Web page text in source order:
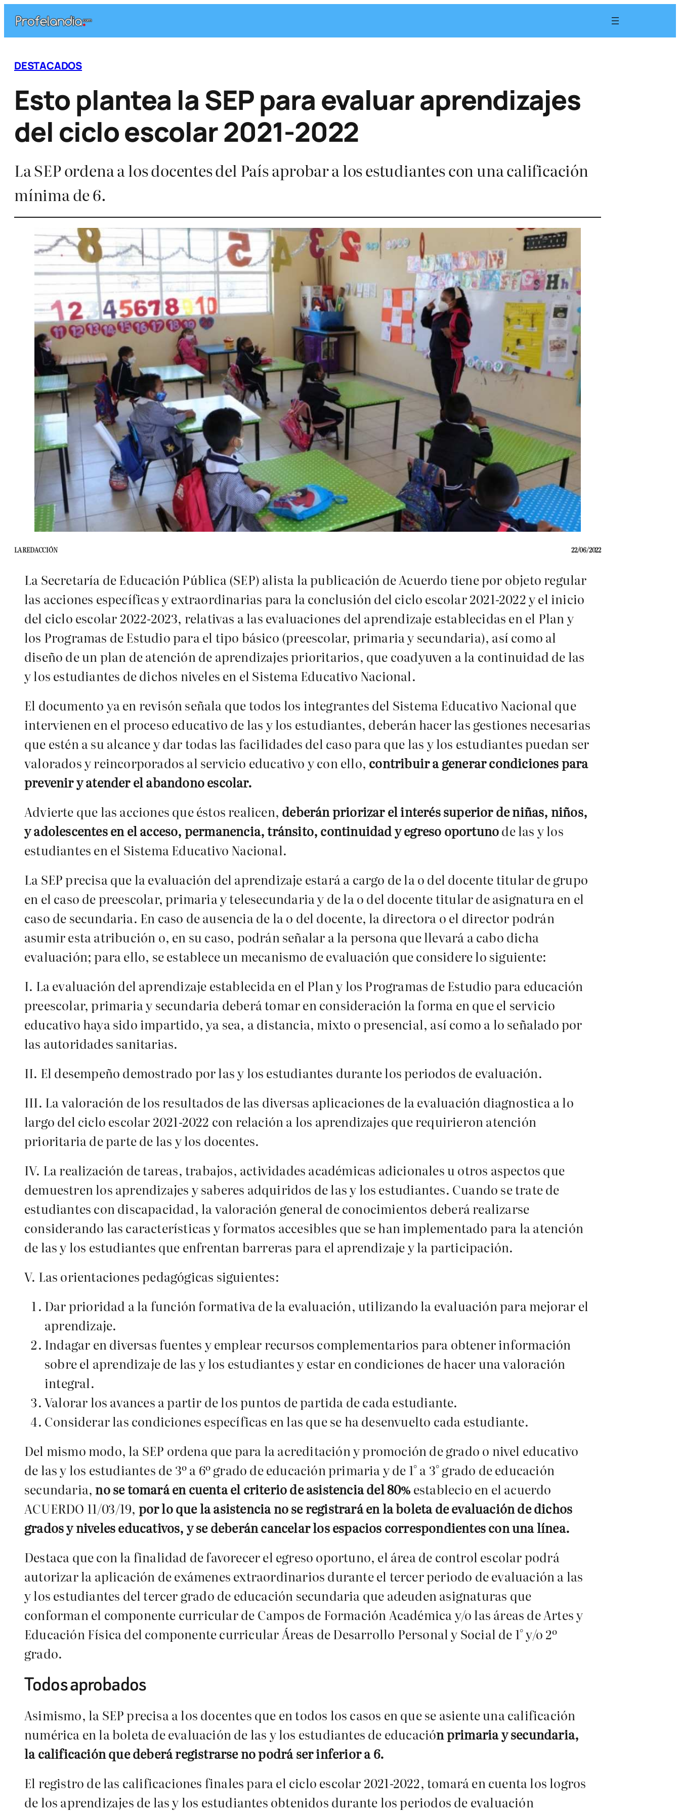
contenido
DESTACADOS
Esto plantea la SEP para evaluar aprendizajes
del ciclo escolar 2021-2022
La SEP ordena a los docentes del País aprobar a los estudiantes con una calificación
mínima de 6.
LA REDACCIÓN 22/06/2022
La Secretaría de Educación Pública (SEP) alista la publicación de Acuerdo tiene por objeto regular
las acciones específicas y extraordinarias para la conclusión del ciclo escolar 2021-2022 y el inicio
del ciclo escolar 2022-2023, relativas a las evaluaciones del aprendizaje establecidas en el Plan y
los Programas de Estudio para el tipo básico (preescolar, primaria y secundaria), así como al
diseño de un plan de atención de aprendizajes prioritarios, que coadyuven a la continuidad de las
y los estudiantes de dichos niveles en el Sistema Educativo Nacional.
El documento ya en revisón señala que todos los integrantes del Sistema Educativo Nacional que
intervienen en el proceso educativo de las y los estudiantes, deberán hacer las gestiones necesarias
que estén a su alcance y dar todas las facilidades del caso para que las y los estudiantes puedan ser
valorados y reincorporados al servicio educativo y con ello, contribuir a generar condiciones para
prevenir y atender el abandono escolar.
Advierte que las acciones que éstos realicen, deberán priorizar el interés superior de niñas, niños,
y adolescentes en el acceso, permanencia, tránsito, continuidad y egreso oportunode las y los
estudiantes en el Sistema Educativo Nacional.
La SEP precisa que la evaluación del aprendizaje estará a cargo de la o del docente titular de grupo
en el caso de preescolar, primaria y telesecundaria y de la o del docente titular de asignatura en el
caso de secundaria. En caso de ausencia de la o del docente, la directora o el director podrán
asumir esta atribución o, en su caso, podrán señalar a la persona que llevará a cabo dicha
evaluación; para ello, se establece un mecanismo de evaluación que considere lo siguiente:
I. La evaluación del aprendizaje establecida en el Plan y los Programas de Estudio para educación
preescolar, primaria y secundaria deberá tomar en consideración la forma en que el servicio
educativo haya sido impartido, ya sea, a distancia, mixto o presencial, así como a lo señalado por
las autoridades sanitarias.
II. El desempeño demostrado por las y los estudiantes durante los periodos de evaluación.
III. La valoración de los resultados de las diversas aplicaciones de la evaluación diagnostica a lo
largo del ciclo escolar 2021-2022 con relación a los aprendizajes que requirieron atención
prioritaria de parte de las y los docentes.
IV. La realización de tareas, trabajos, actividades académicas adicionales u otros aspectos que
demuestren los aprendizajes y saberes adquiridos de las y los estudiantes. Cuando se trate de
estudiantes con discapacidad, la valoración general de conocimientos deberá realizarse
considerando las características y formatos accesibles que se han implementado para la atención
de las y los estudiantes que enfrentan barreras para el aprendizaje y la participación.
V. Las orientaciones pedagógicas siguientes:
Dar prioridad a la función formativa de la evaluación, utilizando la evaluación para mejorar el
aprendizaje.
Indagar en diversas fuentes y emplear recursos complementarios para obtener información
sobre el aprendizaje de las y los estudiantes y estar en condiciones de hacer una valoración
integral.
Valorar los avances a partir de los puntos de partida de cada estudiante.
Considerar las condiciones específicas en las que se ha desenvuelto cada estudiante.
Del mismo modo, la SEP ordena que para la acreditación y promoción de grado o nivel educativo
de las y los estudiantes de 3º a 6º grado de educación primaria y de 1° a 3° grado de educación
secundaria,no se tomará en cuenta el criterio de asistencia del 80% establecio en el acuerdo
ACUERDO 11/03/19, por lo que la asistencia no se registrará en la boleta de evaluación de dichos
grados y niveles educativos, y se deberán cancelar los espacios correspondientes con una línea.
Destaca que con la finalidad de favorecer el egreso oportuno, el área de control escolar podrá
autorizar la aplicación de exámenes extraordinarios durante el tercer periodo de evaluación a las
y los estudiantes del tercer grado de educación secundaria que adeuden asignaturas que
conforman el componente curricular de Campos de Formación Académica y/o las áreas de Artes y
Educación Física del componente curricular Áreas de Desarrollo Personal y Social de 1° y/o 2º
grado.
Todos aprobados
Asimismo, la SEP precisa a los docentes que en todos los casos en que se asiente una calificación
numérica en la boleta de evaluación de las y los estudiantes de educación primaria y secundaria,
la calificación que deberá registrarse no podrá ser inferior a 6.
El registro de las calificaciones finales para el ciclo escolar 2021-2022, tomará en cuenta los logros
de los aprendizajes de las y los estudiantes obtenidos durante los periodos de evaluación